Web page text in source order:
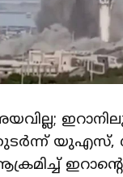
യുഎസ്,
ഇറാന്റെ